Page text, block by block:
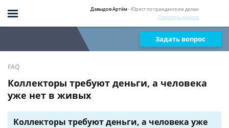
Давыдов Артём- Юрист по гражданским делам
Спросить юриста
Задать вопрос
FAQ
Коллекторы требуют деньги, а человека
уже нет в живых
Коллекторы требуют деньги, а человека уже